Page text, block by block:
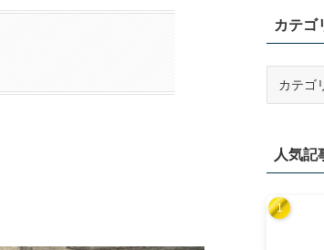
カテゴ
ー人気記